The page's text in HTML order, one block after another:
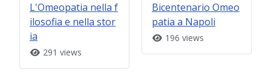
L'Omeopatia nella f
ilosofia e nella stor
ia
291 views
Bicentenario Omeo
patia a Napoli
196 views